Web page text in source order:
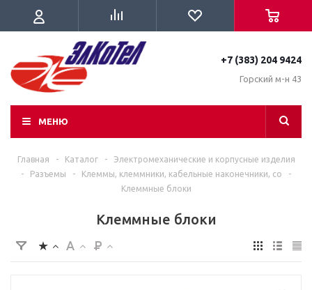
+7 (383) 204 9424
Горский м-н 43
МЕНЮ
Главная - Каталог -
Электромеханические и корпусные изделия
-
Разъемы - Клеммы, клеммники, кабельные наконечники, со
-
Клеммные блоки
Клеммные блоки